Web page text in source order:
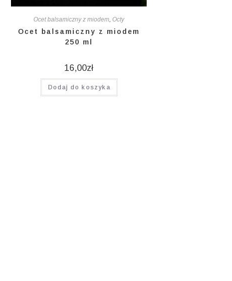
Ocet balsamiczny z miodem,Octy
Ocet balsamiczny z miodem
250 ml
16,00zł
Dodaj do koszyka